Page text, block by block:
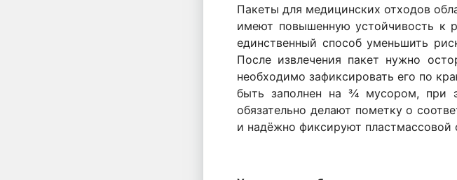
Пакеты для медицинских отходов
имеют повышенную устойчивость к
единственный способ уменьшить
После извлечения пакет нужно
необходимо зафиксировать его по
быть заполнен на 3⁄4 мусором,
обязательно делают пометку о
и надёжно фиксируют пластмассовой